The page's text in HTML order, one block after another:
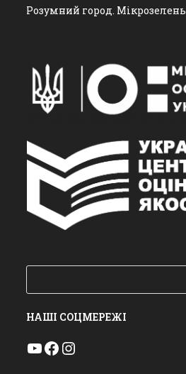
Розумний город. Мікрозелень
НАШІ СОЦМЕРЕЖІ
YouTube Facebook Instagram